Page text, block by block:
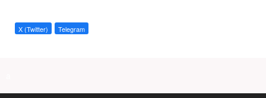
X (Twitter) Telegram